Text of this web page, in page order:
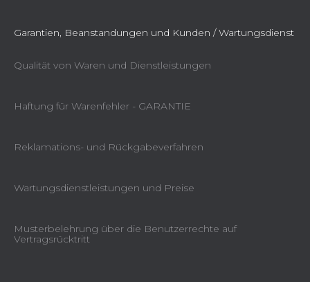
Garantien, Beanstandungen und Kunden / Wartungsdienst
Qualität von Waren und Dienstleistungen
Haftung für Warenfehler - GARANTIE
Reklamations- und Rückgabeverfahren
Wartungsdienstleistungen und Preise
Musterbelehrung über die Benutzerrechte auf
Vertragsrücktritt